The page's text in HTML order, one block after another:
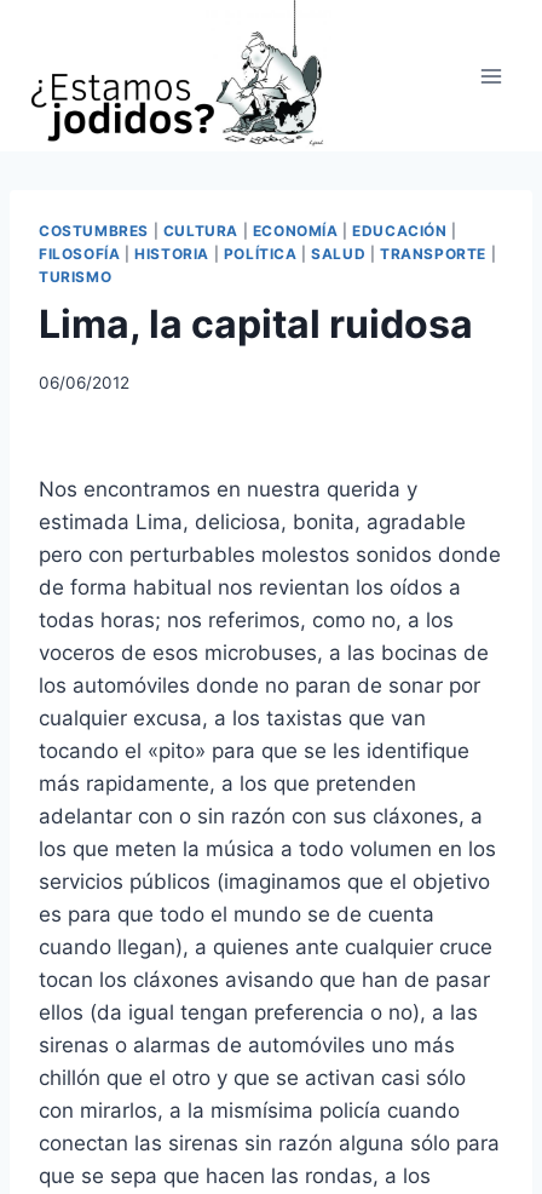
contenido
COSTUMBRES CULTURA ECONOMÍA |EDUCACIÓN
FILOSOFÍA |HISTORIA POLÍTICA |SALUD |TRANSPORTE
TURISMO
Lima, la capital ruidosa
06/06/2012
Nos encontramos en nuestra querida y
estimada Lima, deliciosa, bonita, agradable
pero con perturbables molestos sonidos donde
de forma habitual nos revientan los oídos a
todas horas; nos referimos, como no, a los
voceros de esos microbuses, a las bocinas de
los automóviles donde no paran de sonar por
cualquier excusa, a los taxistas que van
tocando el «pito» para que se les identifique
más rapidamente, a los que pretenden
adelantar con o sin razón con sus cláxones, a
los que meten la música a todo volumen en los
servicios públicos (imaginamos que el objetivo
es para que todo el mundo se de cuenta
cuando llegan), a quienes ante cualquier cruce
tocan los cláxones avisando que han de pasar
ellos (da igual tengan preferencia o no), a las
sirenas o alarmas de automóviles uno más
chillón que el otro y que se activan casi sólo
con mirarlos, a la mismísima policía cuando
conectan las sirenas sin razón alguna sólo para
que se sepa que hacen las rondas, a los